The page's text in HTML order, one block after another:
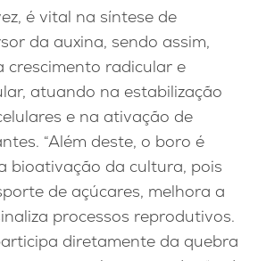
é vital na síntese de
da auxina, sendo assim,
radicular e
atuando na estabilização
e na ativação de
“Além deste, o boro é
bioativação da cultura, pois
de açúcares, melhora a
processos reprodutivos.
diretamente da quebra